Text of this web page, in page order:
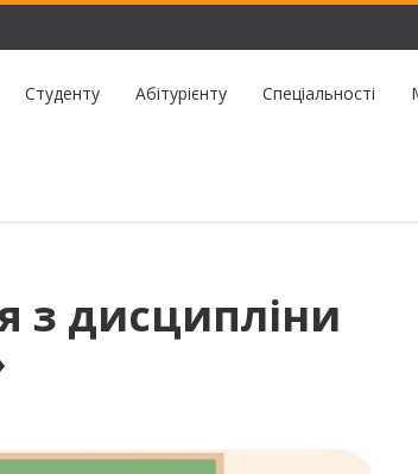
Студенту Абітурієнту Спеціальності
з дисципліни